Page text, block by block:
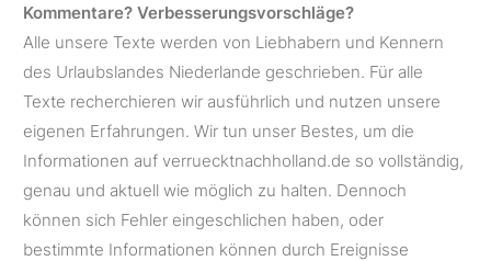
Kommentare? Verbesserungsvorschläge?
Alle unsere Texte werden von Liebhabern und Kennern
des Urlaubslandes Niederlande geschrieben. Für alle
Texte recherchieren wir ausführlich und nutzen unsere
eigenen Erfahrungen. Wir tun unser Bestes, um die
Informationen auf verruecktnachholland.de so vollständig,
genau und aktuell wie möglich zu halten. Dennoch
können sich Fehler eingeschlichen haben, oder
bestimmte Informationen können durch Ereignisse